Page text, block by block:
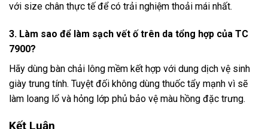
với size chân thực tế để có trải nghiệm thoải mái nhất.
3. Làm sao để làm sạch vết ố trên da tổng hợp của TC
7900?
Hãy dùng bàn chải lông mềm kết hợp với dung dịch vệ sinh
giày trung tính. Tuyệt đối không dùng thuốc tẩy mạnh vì sẽ
làm loang lổ và hỏng lớp phủ bảo vệ màu hồng đặc trưng.
Kết Luận